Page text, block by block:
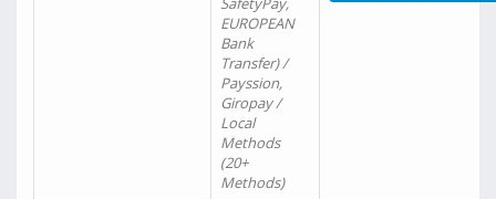
EUROPEAN
Bank
Transfer) /
Payssion,
Giropay /
Local
Methods
(20+
Methods)